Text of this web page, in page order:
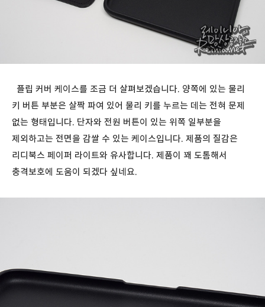
플립 커버 케이스를 조금 더 살펴보겠습니다. 양쪽에 있는 물리
키 버튼 부분은 살짝 파여 있어 물리 키를 누르는 데는 전혀 문제
없는 형태입니다. 단자와 전원 버튼이 있는 위쪽 일부분을
제외하고는 전면을 감쌀 수 있는 케이스입니다. 제품의 질감은
리디북스 페이퍼 라이트와 유사합니다. 제품이 꽤 도톰해서
충격보호에 도움이 되겠다 싶네요.